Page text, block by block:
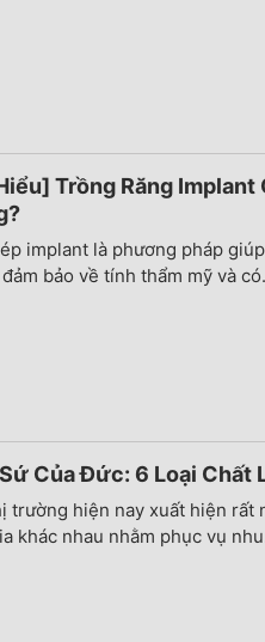
Trồng Răng
implant là phương pháp
bảo về tính thẩm mỹ và
Của Đức: 6 Loại Chất
trường hiện nay xuất hiện rất
khác nhau nhằm phục vụ